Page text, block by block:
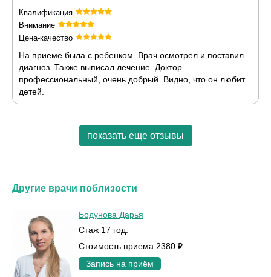
Квалификация
Внимание
Цена-качество
На приеме была с ребенком. Врач осмотрел и поставил
диагноз. Также выписал лечение. Доктор
профессиональный, очень добрый. Видно, что он любит
детей.
показать еще отзывы
Другие врачи поблизости
Бодунова Дарья
Стаж 17 год.
Стоимость приема 2380 ₽
Запись на приём